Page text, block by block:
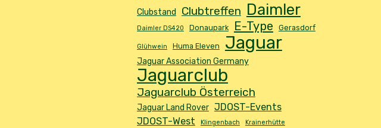
Clubstand Clubtreffen Daimler
Daimler DS420 Donaupark E-Type Gerasdorf
Glühwein Huma Eleven Jaguar
Jaguar Association Germany
Jaguarclub
Jaguarclub Österreich
Jaguar Land Rover JDOST-Events
JDOST-West
Klingenbach
Krainerhütte